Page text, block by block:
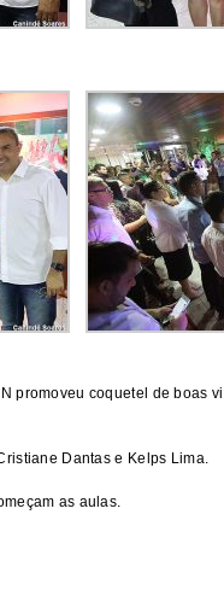
promoveu coquetel de boas
Dantas e Kelps Lima.
as aulas.